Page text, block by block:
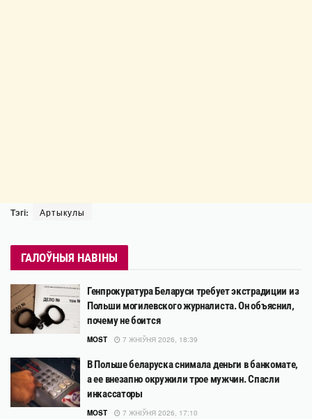
Тэгі: Артыкулы
ГАЛОЎНЫЯ НАВІНЫ
Генпрокуратура Беларуси требует экстрадиции из
Польши могилевского журналиста. Он объяснил,
почему не боится
MOST 7 ЖНІЎНЯ 2026, 18:39
В Польше беларуска снимала деньги в банкомате,
а ее внезапно окружили трое мужчин. Спасли
инкассаторы
MOST 7 ЖНІЎНЯ 2026, 17:10